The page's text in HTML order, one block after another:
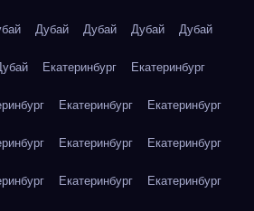
Дубай Дубай Дубай Дубай
Екатеринбург Екатеринбург
Екатеринбург Екатеринбург
Екатеринбург Екатеринбург
Екатеринбург Екатеринбург